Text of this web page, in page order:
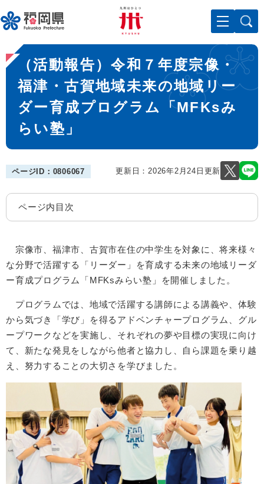
ー
ジ
先
頭
メニューを飛ばして本文へ
本
文
（活動報告）令和７年度宗像・
福津・古賀地域未来の地域リー
ダー育成プログラム「MFKsみ
らい塾」
ページID：0806067 更新日：2026年2月24日更新
ページ内目次
宗像市、福津市、古賀市在住の中学生を対象に、将来様々
な分野で活躍する「リーダー」を育成する未来の地域リーダ
ー育成プログラム「MFKsみらい塾」を開催しました。
プログラムでは、地域で活躍する講師による講義や、体験
から気づき「学び」を得るアドベンチャープログラム、グル
ープワークなどを実施し、それぞれの夢や目標の実現に向け
て、新たな発見をしながら他者と協力し、自ら課題を乗り越
え、努力することの大切さを学びました。